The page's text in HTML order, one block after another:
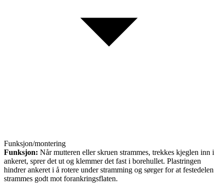
Funksjon/montering
Funksjon: Når mutteren eller skruen strammes, trekkes kjeglen inn i
ankeret, sprer det ut og klemmer det fast i borehullet. Plastringen
hindrer ankeret i å rotere under stramming og sørger for at festedelen
strammes godt mot forankringsflaten.